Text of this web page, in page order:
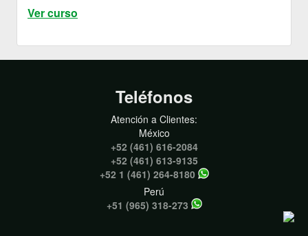
Ver curso
Teléfonos
Atención a Clientes:
México
+52 (461) 616-2084
+52 (461) 613-9135
+52 1 (461) 264-8180
Perú
+51 (965) 318-273